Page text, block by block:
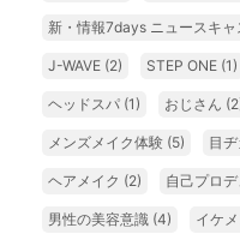
新・情報7days ニュースキャ
J-WAVE (2) STEP ONE (1)
ヘッドスパ (1) おじさん
メンズメイク体験 (5) 目
ヘアメイク (2) 自己プロ
男性の美容意識 (4) イケ